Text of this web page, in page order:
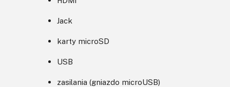
Jack
karty microSD
USB
zasilania (gniazdo microUSB)